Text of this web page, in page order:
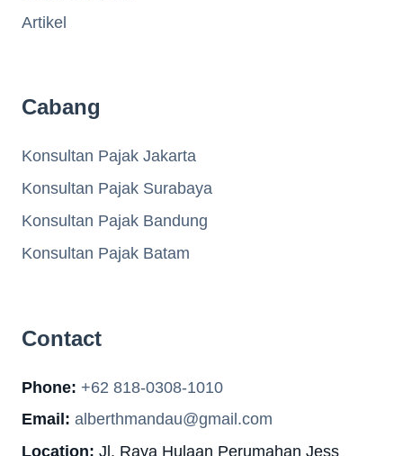
Artikel
Cabang
Konsultan Pajak Jakarta
Konsultan Pajak Surabaya
Konsultan Pajak Bandung
Konsultan Pajak Batam
Contact
Phone: +62 818-0308-1010
Email: alberthmandau@gmail.com
Location: Jl. Raya Hulaan Perumahan Jess